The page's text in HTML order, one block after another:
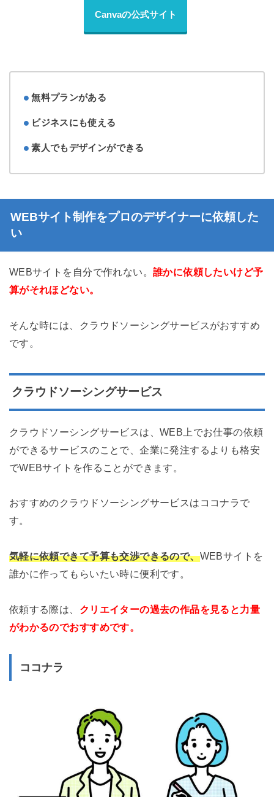
Canvaの公式サイト
無料プランがある
ビジネスにも使える
素人でもデザインができる
WEBサイト制作をプロのデザイナーに依頼した
い
WEBサイトを自分で作れない。誰かに依頼したいけど予
算がそれほどない。
そんな時には、クラウドソーシングサービスがおすすめ
です。
クラウドソーシングサービス
クラウドソーシングサービスは、WEB上でお仕事の依頼
ができるサービスのことで、企業に発注するよりも格安
でWEBサイトを作ることができます。
おすすめのクラウドソーシングサービスはココナラで
す。
気軽に依頼できて予算も交渉できるので、WEBサイトを
誰かに作ってもらいたい時に便利です。
依頼する際は、 クリエイターの過去の作品を見ると力量
がわかるのでおすすめです。
ココナラ